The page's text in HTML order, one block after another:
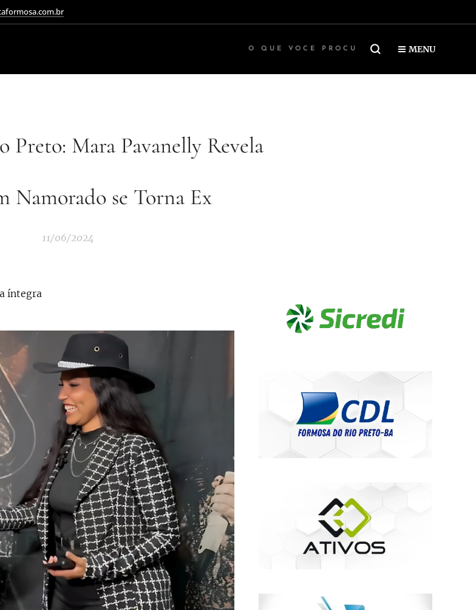
MENU
Preto: Mara Pavanelly Revela
Namorado se Torna Ex
11/06/2024
íntegra